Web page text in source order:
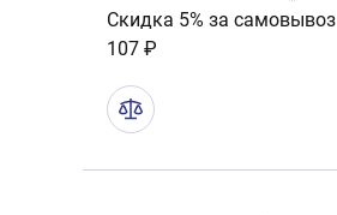
Скидка 5% за самовывоз
107 ₽